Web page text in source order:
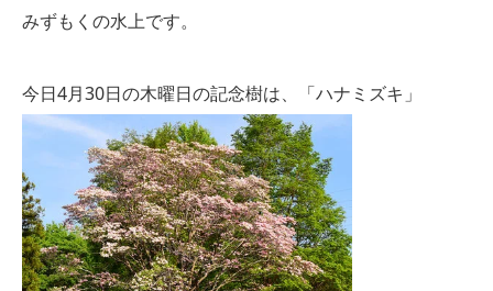
みずもくの水上です。
今日4月30日の木曜日の記念樹は、「ハナミズキ 」